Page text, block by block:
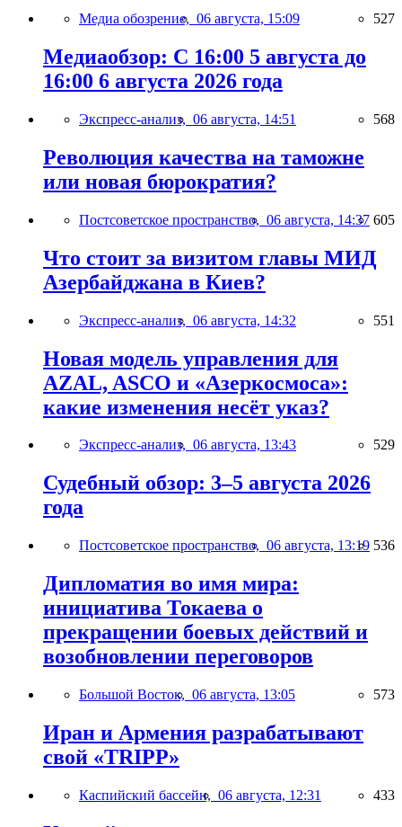
Медиа обозрение, 06 августа, 15:09 527
Медиаобзор: С 16:00 5 августа до
16:00 6 августа 2026 года
Экспресс-анализ, 06 августа, 14:51 568
Революция качества на таможне
или новая бюрократия?
Постсоветское пространство, 06 августа, 14:37 605
Что стоит за визитом главы МИД
Азербайджана в Киев?
Экспресс-анализ, 06 августа, 14:32 551
Новая модель управления для
AZAL, ASCO и «Азеркосмоса»:
какие изменения несёт указ?
Экспресс-анализ, 06 августа, 13:43 529
Судебный обзор: 3–5 августа 2026
года
Постсоветское пространство, 06 августа, 13:19 536
Дипломатия во имя мира:
инициатива Токаева о
прекращении боевых действий и
возобновлении переговоров
Большой Восток, 06 августа, 13:05 573
Иран и Армения разрабатывают
свой «TRIPP»
Каспийский бассейн, 06 августа, 12:31 433